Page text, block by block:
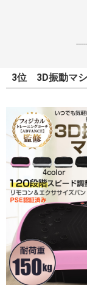
3位 3D振動マ